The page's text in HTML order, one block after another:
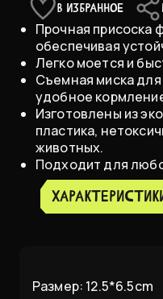
В ИЗБРАННОЕ
Прочная присоска
обеспечивая
Легко моется и
Съемная миска
удобное
Изготовлены из
пластика,
животных.
Подходит для
Размер: 12.5*6.5cm